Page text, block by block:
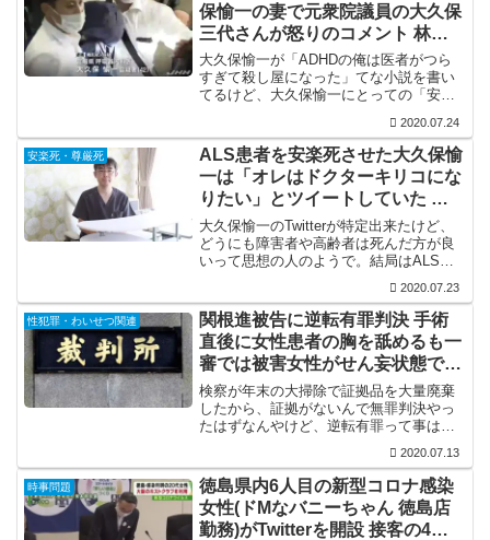
保愉一の妻で元衆院議員の大久保
三代さんが怒りのコメント 林優
里さんとのやり取りも判明
大久保愉一が「ADHDの俺は医者がつら
すぎて殺し屋になった」てな小説を書い
てるけど、大久保愉一にとっての「安楽
現」の為なんですな。大久保愉一の妻の
大久保三代さんもブログで怒りのコメン
トを書いてるけど、大久保...
2020.07.24
安楽死・尊厳死
ALS患者を安楽死させた大久保愉
一は「オレはドクターキリコにな
りたい」とツイートしていた 大
久保愉一のTwitter特定
大久保愉一のTwitterが特定出来たけど、
どうにも障害者や高齢者は死んだ方が良
いって思想の人のようで。結局はALSで
りは、ALS患者の「死にたい」って欲求
を利用して、自分の欲望を満たしただけ
って事ですな...
2020.07.23
性犯罪・わいせつ関連
関根進被告に逆転有罪判決 手術
直後に女性患者の胸を舐めるも一
審では被害女性がせん妄状態であ
ったと無罪判決
検察が年末の大掃除で証拠品を大量廃棄
したから、証拠がないんで無罪判決やっ
たはずなんやけど、逆転有罪って事は新
「せん妄」が否定されて、被害女性の証
言が採用されたってだけなら、まだまだ
揉めそうですな。
2020.07.13
時事問題
徳島県内6人目の新型コロナ感染
女性(ドMなバニーちゃん 徳島店
勤務)がTwitterを開設 接客の4人